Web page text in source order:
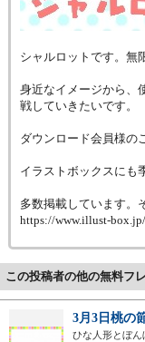
シャルロットです。無
身近なイメージから、
戦していきたいです。
ダウンロード会員様の
イラストボックスにも
多数掲載しています。
https://www.illust-
この投稿者の他の無料フ
3月3日桃の
ひな人形とぼ